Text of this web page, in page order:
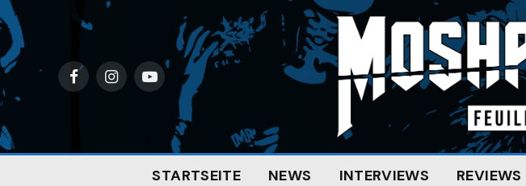
FacebookInstagramYouTube
STARTSEITE NEWS INTERVIEWS REVIEWS